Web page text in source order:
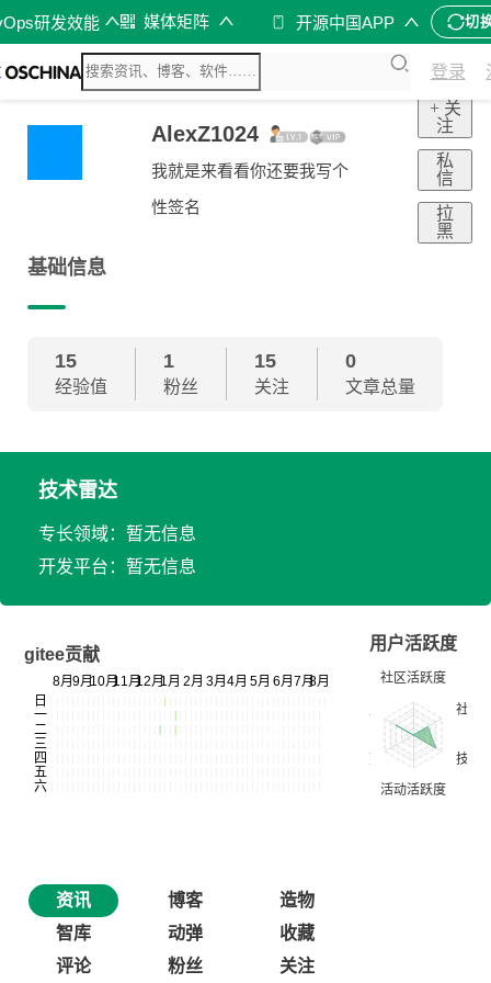
研发效能 媒体矩阵 开源中国APP 切
登录
AlexZ1024
我就是来看看你还要我写个
性签名
+ 关
注
私
信
拉
黑
基础信息
15
经验值
1
粉丝
15
关注
0
文章总量
技术雷达
专长领域：暂无信息
开发平台：暂无信息
gitee贡献
用户活跃度
资讯 博客
造物
智库
动弹
收藏
评论
粉丝 关注